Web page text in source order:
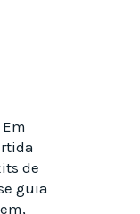
de
guia